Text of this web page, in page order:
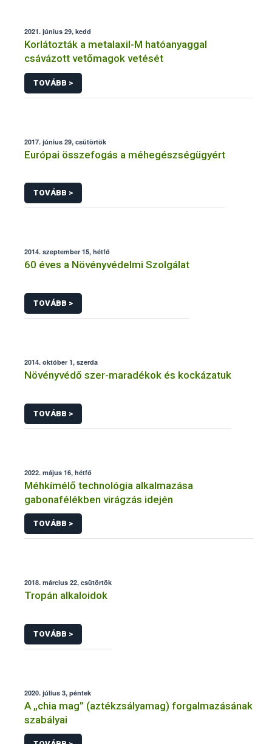
2021. június 29, kedd
Korlátozták a metalaxil-M hatóanyaggal
csávázott vetőmagok vetését
TOVÁBB >
2017. június 29, csütörtök
Európai összefogás a méhegészségügyért
TOVÁBB >
2014. szeptember 15, hétfő
60 éves a Növényvédelmi Szolgálat
TOVÁBB >
2014. október 1, szerda
Növényvédő szer-maradékok és kockázatuk
TOVÁBB >
2022. május 16, hétfő
Méhkímélő technológia alkalmazása
gabonafélékben virágzás idején
TOVÁBB >
2018. március 22, csütörtök
Tropán alkaloidok
TOVÁBB >
2020. július 3, péntek
A „chia mag” (aztékzsályamag) forgalmazásának
szabályai